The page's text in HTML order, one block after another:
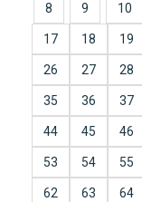
8 9 10
17 18 19
26 27 28
35 36 37
44 45 46
53 54 55
62 63 64